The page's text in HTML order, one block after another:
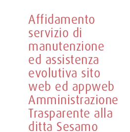
Affidamento
servizio di
manutenzione
ed assistenza
evolutiva sito
web ed appweb
Amministrazione
Trasparente alla
ditta Sesamo